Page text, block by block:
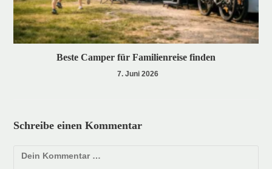
Beste Camper für Familienreise finden
7. Juni 2026
Schreibe einen Kommentar